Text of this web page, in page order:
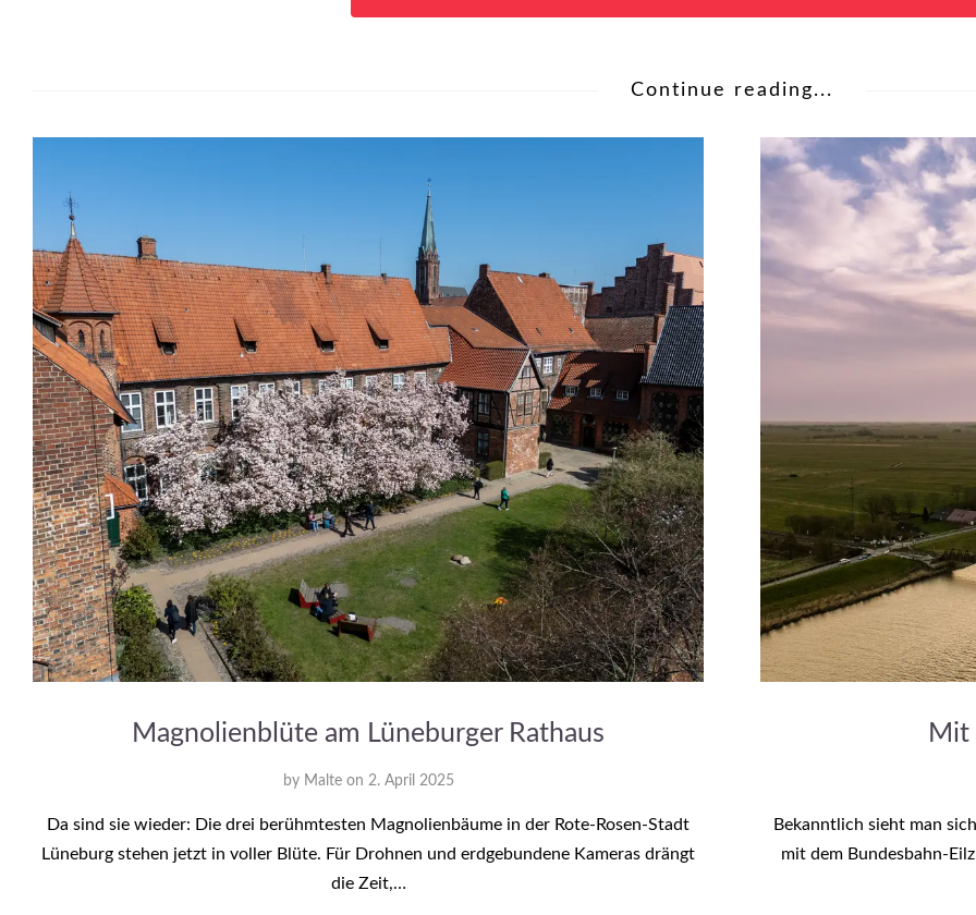
Continue reading...
Magnolienblüte am Lüneburger Rathaus
by Malte on 2. April 2025
Da sind sie wieder: Die drei berühmtesten Magnolienbäume in der Rote-Rosen-Stadt
Lüneburg stehen jetzt in voller Blüte. Für Drohnen und erdgebundene Kameras drängt
die Zeit,…
Mit
Bekanntlich sieht man
mit dem Bundesbahn-